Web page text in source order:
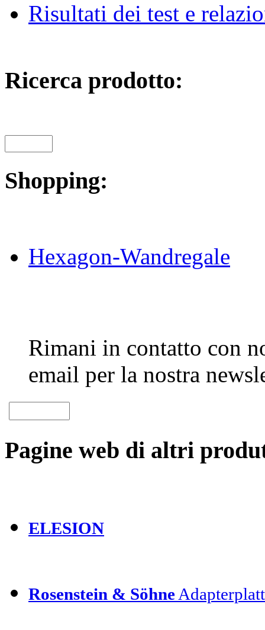
Risultati dei test e
Ricerca prodotto:
Shopping:
Hexagon-Wandregale
Rimani in contatto con
email per la nostra
Pagine web di altri
ELESION
Rosenstein & Söhne